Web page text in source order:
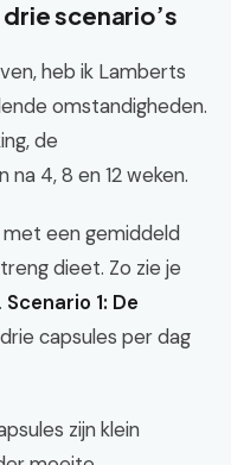
scenario’s
heb ik Lamberts
omstandigheden.
de
4, 8 en 12 weken.
een gemiddeld
dieet. Zo zie je
Scenario 1: De
capsules per dag
zijn klein